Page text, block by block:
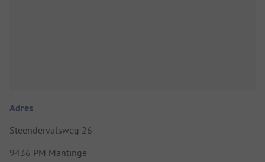
Adres
Steendervalsweg 26
9436 PM Mantinge